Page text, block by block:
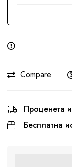
Compare
Проценета
Бесплатна